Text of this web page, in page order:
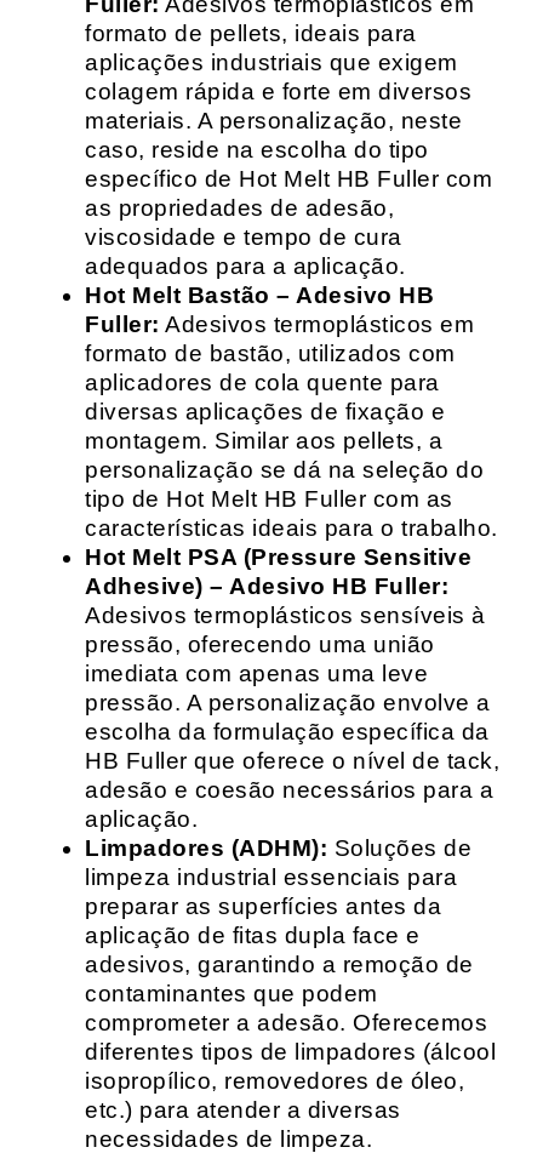
formato de pellets, ideais para
aplicações industriais que exigem
colagem rápida e forte em diversos
materiais. A personalização, neste
caso, reside na escolha do tipo
específico de Hot Melt HB Fuller com
as propriedades de adesão,
viscosidade e tempo de cura
adequados para a aplicação.
Hot Melt Bastão – Adesivo HB
Fuller: Adesivos termoplásticos em
formato de bastão, utilizados com
aplicadores de cola quente para
diversas aplicações de fixação e
montagem. Similar aos pellets, a
personalização se dá na seleção do
tipo de Hot Melt HB Fuller com as
características ideais para o trabalho.
Hot Melt PSA (Pressure Sensitive
Adhesive) – Adesivo HB Fuller:
Adesivos termoplásticos sensíveis à
pressão, oferecendo uma união
imediata com apenas uma leve
pressão. A personalização envolve a
escolha da formulação específica da
HB Fuller que oferece o nível de tack,
adesão e coesão necessários para a
aplicação.
Limpadores (ADHM): Soluções de
limpeza industrial essenciais para
preparar as superfícies antes da
aplicação de fitas dupla face e
adesivos, garantindo a remoção de
contaminantes que podem
comprometer a adesão. Oferecemos
diferentes tipos de limpadores (álcool
isopropílico, removedores de óleo,
etc.) para atender a diversas
necessidades de limpeza.